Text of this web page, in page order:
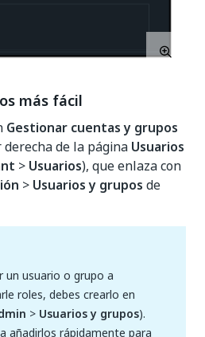
más fácil
Gestionar cuentas y grupos
de la página Usuarios
> Usuarios), que enlaza con
> Usuarios y grupos de
un usuario o grupo a
roles, debes crearlo en
> Usuarios y grupos).
añadirlos rápidamente para